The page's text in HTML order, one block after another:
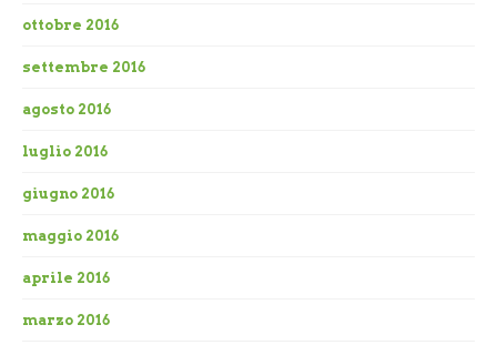
ottobre 2016
settembre 2016
agosto 2016
luglio 2016
giugno 2016
maggio 2016
aprile 2016
marzo 2016